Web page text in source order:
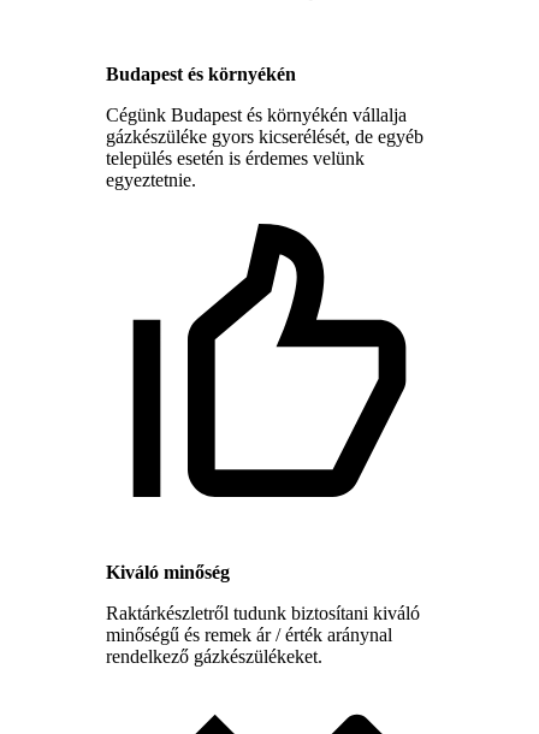
Budapest és környékén
Cégünk Budapest és környékén vállalja
gázkészüléke gyors kicserélését, de egyéb
település esetén is érdemes velünk
egyeztetnie.
Kiváló minőség
Raktárkészletről tudunk biztosítani kiváló
minőségű és remek ár / érték aránynal
rendelkező gázkészülékeket.